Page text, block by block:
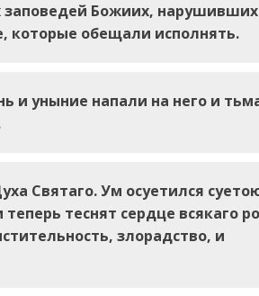
Божиих, нарушивших
которые обещали исполнять.
и уныние напали на него и
Святаго. Ум осуетился
теснят сердце всякаго
злорадство, и